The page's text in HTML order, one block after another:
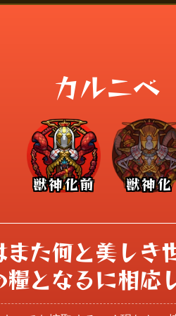
カルニベ
獣神化前 獣神化
また何と美しき
糧となるに相